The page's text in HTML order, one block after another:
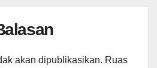
akan dipublikasikan. Ruas